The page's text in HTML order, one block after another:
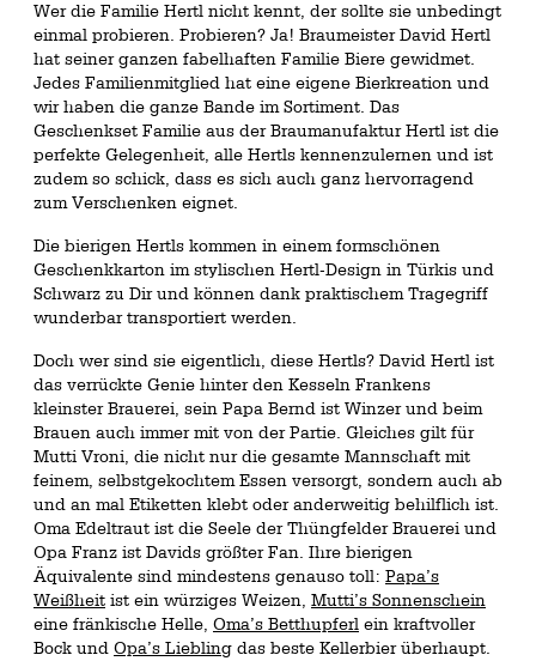
Wer die Familie Hertl nicht kennt, der sollte sie unbedingt
einmal probieren. Probieren? Ja! Braumeister David Hertl
hat seiner ganzen fabelhaften Familie Biere gewidmet.
Jedes Familienmitglied hat eine eigene Bierkreation und
wir haben die ganze Bande im Sortiment. Das
Geschenkset Familie aus der Braumanufaktur Hertl ist die
perfekte Gelegenheit, alle Hertls kennenzulernen und ist
zudem so schick, dass es sich auch ganz hervorragend
zum Verschenken eignet.
Die bierigen Hertls kommen in einem formschönen
Geschenkkarton im stylischen Hertl-Design in Türkis und
Schwarz zu Dir und können dank praktischem Tragegriff
wunderbar transportiert werden.
Doch wer sind sie eigentlich, diese Hertls? David Hertl ist
das verrückte Genie hinter den Kesseln Frankens
kleinster Brauerei, sein Papa Bernd ist Winzer und beim
Brauen auch immer mit von der Partie. Gleiches gilt für
Mutti Vroni, die nicht nur die gesamte Mannschaft mit
feinem, selbstgekochtem Essen versorgt, sondern auch ab
und an mal Etiketten klebt oder anderweitig behilflich ist.
Oma Edeltraut ist die Seele der Thüngfelder Brauerei und
Opa Franz ist Davids größter Fan. Ihre bierigen
Äquivalente sind mindestens genauso toll: Papa’s
Weißheit ist ein würziges Weizen, Mutti’s Sonnenschein
eine fränkische Helle, Oma’s Betthupferl ein kraftvoller
Bock und Opa’s Liebling das beste Kellerbier überhaupt.